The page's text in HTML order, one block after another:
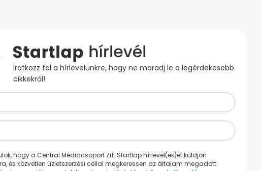
Iratkozz fel a hírlevelünkre, hogy ne maradj le a legérdekesebb
cikkekről!
hogy a Central Médiacsoport Zrt. Startlap hírlevel(ek)et küldjön
és közvetlen üzletszerzési céllal megkeressen az általam megadott